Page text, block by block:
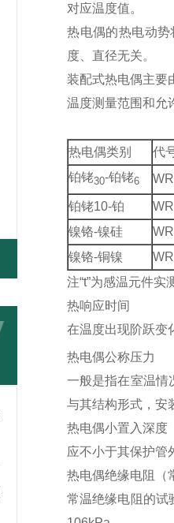
对应温度值。
热电偶的热电动
度、直径无关。
装配式热电偶主要
温度测量范围和允
热电偶类别 代
铂铑30-铂铑6
铂铑10-铂
镍铬-镍硅
镍铬-铜镍
注“t”为感温元件实
热响应时间
在温度出现阶跃变
热电偶公称压力
一般是指在室温情
与其结构形式，安
热电偶小置入深
应不小于其保护管
热电偶绝缘电阻
常温绝缘电阻的试